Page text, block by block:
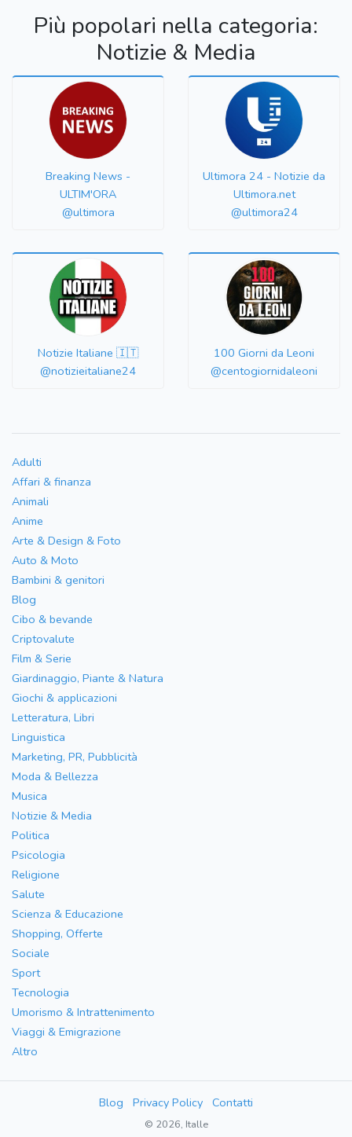
Più popolari nella categoria:
Notizie & Media
Breaking News -
ULTIM'ORA
@ultimora
Ultimora 24 - Notizie da
Ultimora.net
@ultimora24
Notizie Italiane 🇮🇹
@notizieitaliane24
100 Giorni da Leoni
@centogiornidaleoni
Adulti
Affari & finanza
Animali
Anime
Arte & Design & Foto
Auto & Moto
Bambini & genitori
Blog
Cibo & bevande
Criptovalute
Film & Serie
Giardinaggio, Piante & Natura
Giochi & applicazioni
Letteratura, Libri
Linguistica
Marketing, PR, Pubblicità
Moda & Bellezza
Musica
Notizie & Media
Politica
Psicologia
Religione
Salute
Scienza & Educazione
Shopping, Offerte
Sociale
Sport
Tecnologia
Umorismo & Intrattenimento
Viaggi & Emigrazione
Altro
Blog Privacy Policy Contatti
© 2026, Italle